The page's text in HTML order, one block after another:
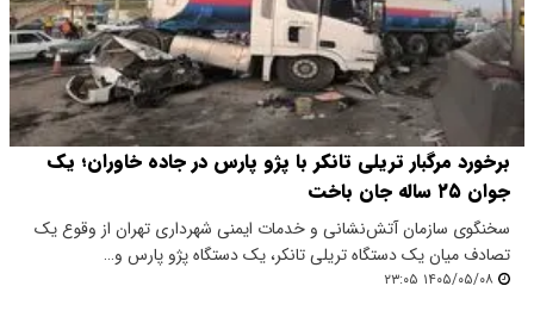
برخورد مرگبار تریلی تانکر با پژو پارس در جاده خاوران؛ یک
جوان ۲۵ ساله جان باخت
سخنگوی سازمان آتش‌نشانی و خدمات ایمنی شهرداری تهران از وقوع یک
تصادف میان یک دستگاه تریلی تانکر، یک دستگاه پژو پارس و…
۱۴۰۵/۰۵/۰۸ ۲۳:۰۵